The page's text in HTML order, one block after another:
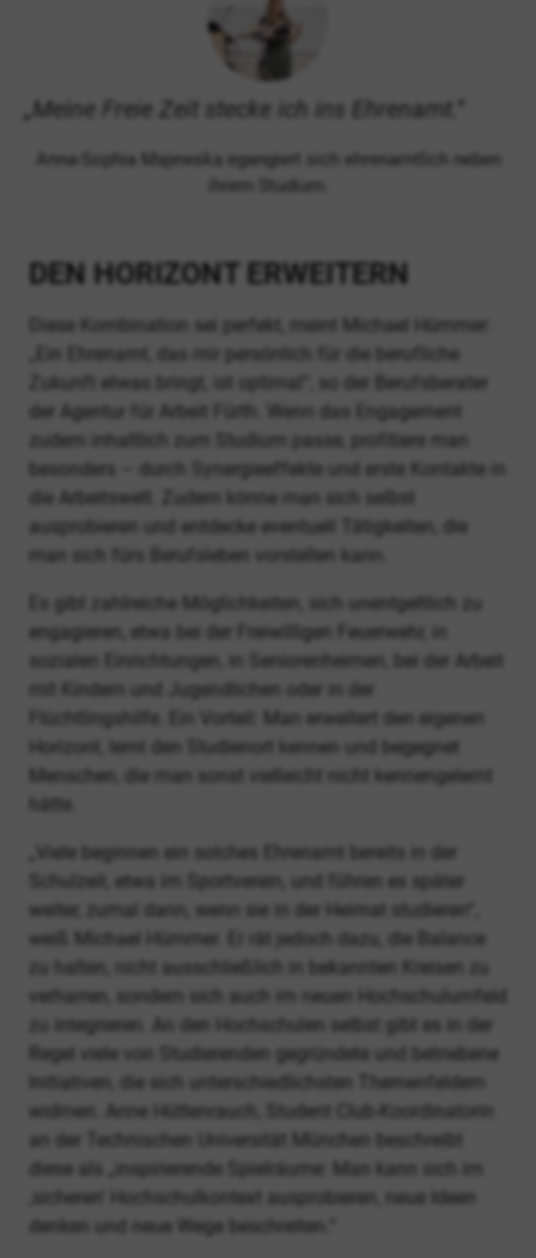
Meine Freie Zeit stecke ich ins Ehrenamt.
Anna-Sophia Majewska egangiert sich ehrenamtlich neben
ihrem Studium.
DEN HORIZONT ERWEITERN
Diese Kombination sei perfekt, meint Michael Hümmer:
„Ein Ehrenamt, das mir persönlich für die berufliche
Zukunft etwas bringt, ist optimal“, so der Berufsberater
der Agentur für Arbeit Fürth. Wenn das Engagement
zudem inhaltlich zum Studium passe, profitiere man
besonders – durch Synergieeffekte und erste Kontakte in
die Arbeitswelt. Zudem könne man sich selbst
ausprobieren und entdecke eventuell Tätigkeiten, die
man sich fürs Berufsleben vorstellen kann.
Es gibt zahlreiche Möglichkeiten, sich unentgeltlich zu
engagieren, etwa bei der Freiwilligen Feuerwehr, in
sozialen Einrichtungen, in Seniorenheimen, bei der Arbeit
mit Kindern und Jugendlichen oder in der
Flüchtlingshilfe. Ein Vorteil: Man erweitert den eigenen
Horizont, lernt den Studienort kennen und begegnet
Menschen, die man sonst vielleicht nicht kennengelernt
hätte.
„Viele beginnen ein solches Ehrenamt bereits in der
Schulzeit, etwa im Sportverein, und führen es später
weiter, zumal dann, wenn sie in der Heimat studieren“,
weiß Michael Hümmer. Er rät jedoch dazu, die Balance
zu halten, nicht ausschließlich in bekannten Kreisen zu
verharren, sondern sich auch im neuen Hochschulumfeld
zu integrieren. An den Hochschulen selbst gibt es in der
Regel viele von Studierenden gegründete und betriebene
Initiativen, die sich unterschiedlichsten Themenfeldern
widmen. Anne Hüttenrauch, Student Club-Koordinatorin
an der Technischen Universität München beschreibt
diese als „inspirierende Spielräume: Man kann sich im
,sicheren' Hochschulkontext ausprobieren, neue Ideen
denken und neue Wege beschreiten.“